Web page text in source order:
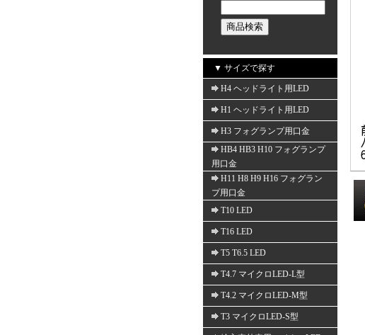
▼ サイズで探す
H4 ヘッドライト用LED
H1 ヘッドライト用LED
H3 フォグランプ用口金
HB4 HB3 H10 フォグランプ
用口金
H11 H8 H9 H16 フォグラン
プ用口金
T10 LED
T16 LED
T5 T6.5 LED
T4.7 マイクロLED-L型
T4.2 マイクロLED-M型
T3 マイクロLED-S型